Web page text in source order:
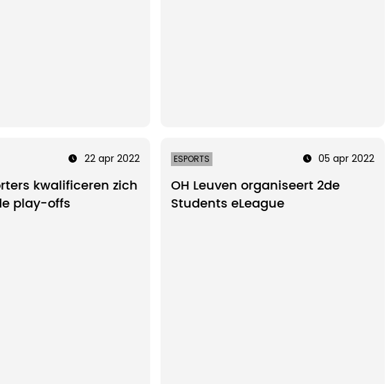
22 apr 2022
kwalificeren zich
play-offs
ESPORTS 05 apr 2022
OH Leuven organiseert 2de
Students eLeague